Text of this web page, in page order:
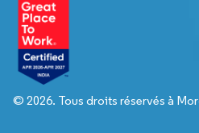
© 2026. Tous droits réservés à